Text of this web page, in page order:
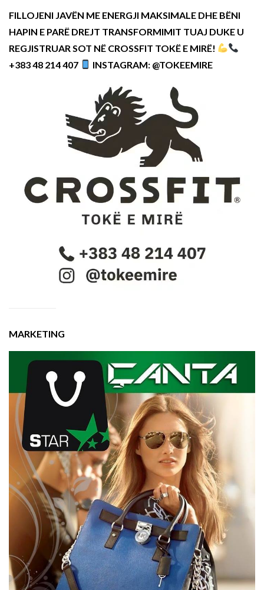
FILLOJENI JAVËN ME ENERGJI MAKSIMALE DHE BËNI
HAPIN E PARË DREJT TRANSFORMIMIT TUAJ DUKE U
REGJISTRUAR SOT NË CROSSFIT TOKË E MIRË!
+383 48 214 407
INSTAGRAM: @TOKEEMIRE
MARKETING